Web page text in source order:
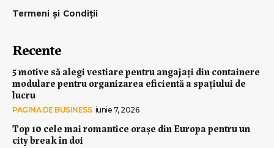
Termeni și Condiții
Recente
5 motive să alegi vestiare pentru angajați din containere
modulare pentru organizarea eficientă a spațiului de
lucru
PAGINA DE BUSINESS iunie 7, 2026
Top 10 cele mai romantice orașe din Europa pentru un
city break în doi